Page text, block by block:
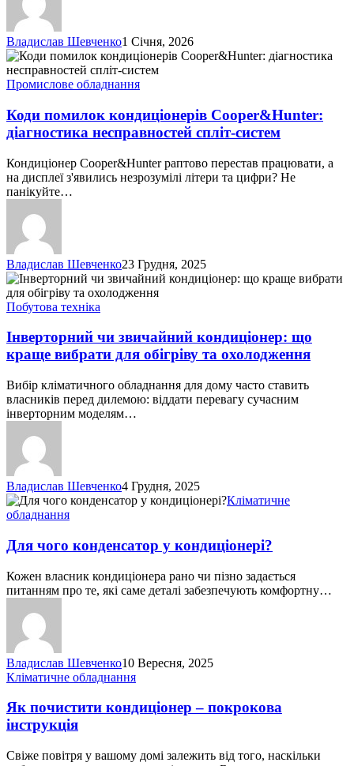
Владислав Шевченко1 Січня, 2026
Коди
помилок
кондиціонерів
діагностика
несправностей
спліт-
Промислове обладнання
Коди помилок кондиціонерів Cooper&Hunter:
діагностика несправностей спліт-систем
Кондиціонер Cooper&Hunter раптово перестав працювати, а
на дисплеї з'явились незрозумілі літери та цифри? Не
панікуйте…
Владислав Шевченко23 Грудня, 2025
Інверторний
чи
звичайний
що
краще
вибрати
обігріву
та
охолодження
Побутова техніка
Інверторний чи звичайний кондиціонер: що
краще вибрати для обігріву та охолодження
Вибір кліматичного обладнання для дому часто ставить
власників перед дилемою: віддати перевагу сучасним
інверторним моделям…
Владислав Шевченко4 Грудня, 2025
Для
чого
у
кондиціонері?
Кліматичне
обладнання
Для чого конденсатор у кондиціонері?
Кожен власник кондиціонера рано чи пізно задається
питанням про те, які саме деталі забезпечують комфортну…
Владислав Шевченко10 Вересня, 2025
Як
кондиціонер
–
покрокова
Кліматичне обладнання
Як почистити кондиціонер – покрокова
інструкція
Свіже повітря у вашому домі залежить від того, наскільки